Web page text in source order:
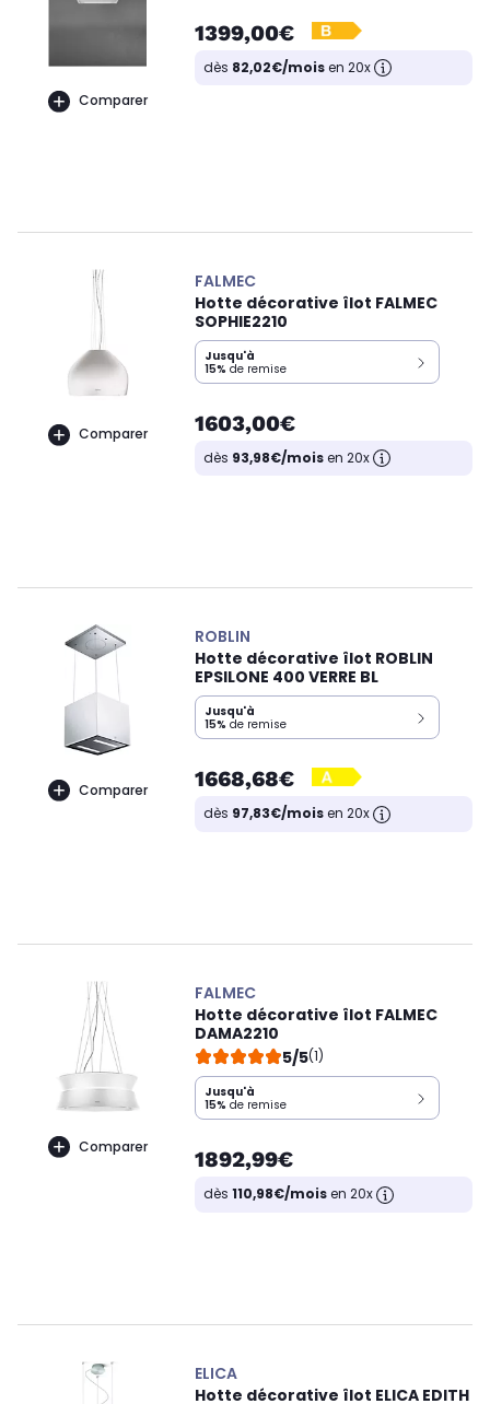
Comparer
1399,00€
dès 82,02€/moisen 20x
Comparer
FALMEC
Hotte décorative îlot FALMEC
SOPHIE2210
Jusqu'à
15% de remise
1603,00€
dès 93,98€/moisen 20x
Comparer
ROBLIN
Hotte décorative îlot ROBLIN
EPSILONE 400 VERRE BL
Jusqu'à
15% de remise
1668,68€
dès 97,83€/moisen 20x
Comparer
FALMEC
Hotte décorative îlot FALMEC
DAMA2210
5/5(1)
Jusqu'à
15% de remise
1892,99€
dès 110,98€/moisen 20x
ELICA
Hotte décorative îlot ELICA EDITH